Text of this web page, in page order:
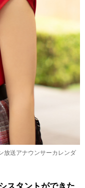
放送アナウンサーカレンダ
スタントができた